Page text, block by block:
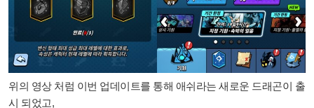
위의 영상 처럼 이번 업데이트를 통해 애쉬라는 새로운 드래곤이 출
시 되었고,